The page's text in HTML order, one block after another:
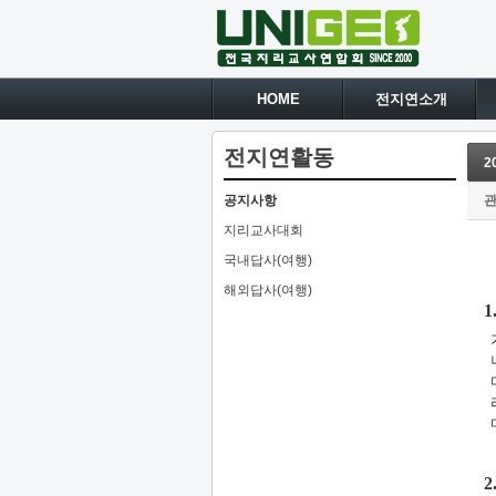
HOME 전지연소개
전지연활동
공지사항
지리교사대회
국내답사(여행)
해외답사(여행)